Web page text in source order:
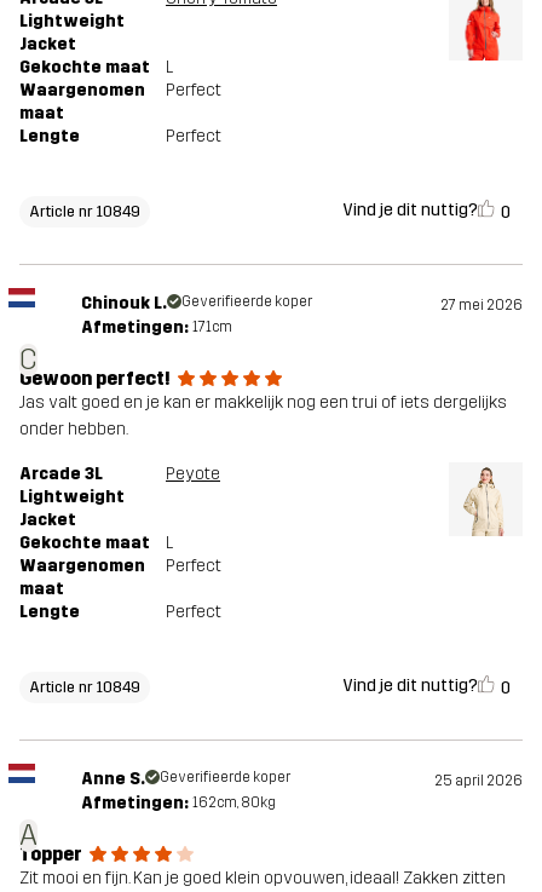
Lightweight
Jacket
Gekochte maat
L
Waargenomen
maat
Perfect
Lengte Perfect
Article nr 10849 Vind je dit nuttig? 0
C
Chinouk L. Geverifieerde koper 27 mei 2026
Afmetingen: 171cm
Gewoon perfect!
Jas valt goed en je kan er makkelijk nog een trui of iets dergelijks
onder hebben.
Arcade 3L
Lightweight
Jacket
Peyote
Gekochte maat
L
Waargenomen
maat
Perfect
Lengte Perfect
Article nr 10849 Vind je dit nuttig? 0
A
Anne S. Geverifieerde koper 25 april 2026
Afmetingen: 162cm, 80kg
Topper
Zit mooi en fijn. Kan je goed klein opvouwen, ideaal! Zakken zitten